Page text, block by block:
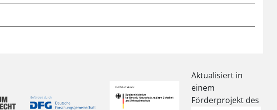
Aktualisiert in
einem
Förderprojekt des